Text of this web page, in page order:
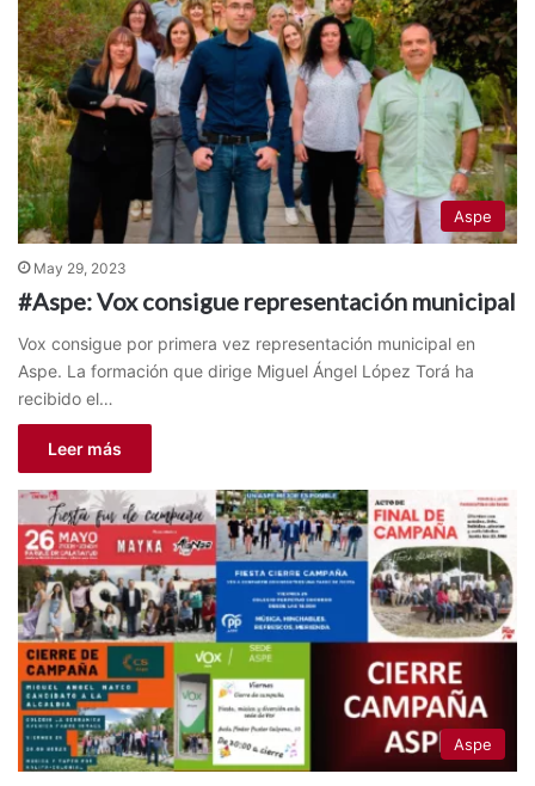
Aspe
May 29, 2023
#Aspe: Vox consigue representación municipal
Vox consigue por primera vez representación municipal en
Aspe. La formación que dirige Miguel Ángel López Torá ha
recibido el…
Leer más
Aspe